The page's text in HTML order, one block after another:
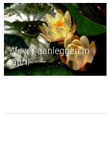
Vijver aanleggen in
april